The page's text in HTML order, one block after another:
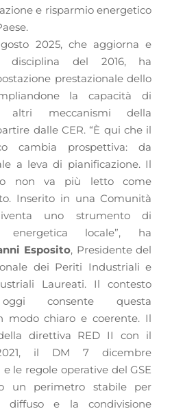
e risparmio energetico
2025, che aggiorna e
disciplina del 2016, ha
prestazionale dello
la capacità di
altri meccanismi della
dalle CER. “È qui che il
cambia prospettiva: da
a leva di pianificazione. Il
non va più letto come
Inserito in una Comunità
uno strumento di
energetica locale”, ha
Esposito, Presidente del
dei Periti Industriali e
Laureati. Il contesto
consente questa
modo chiaro e coerente. Il
direttiva RED II con il
2021, il DM 7 dicembre
e le regole operative del GSE
un perimetro stabile per
diffuso e la condivisione